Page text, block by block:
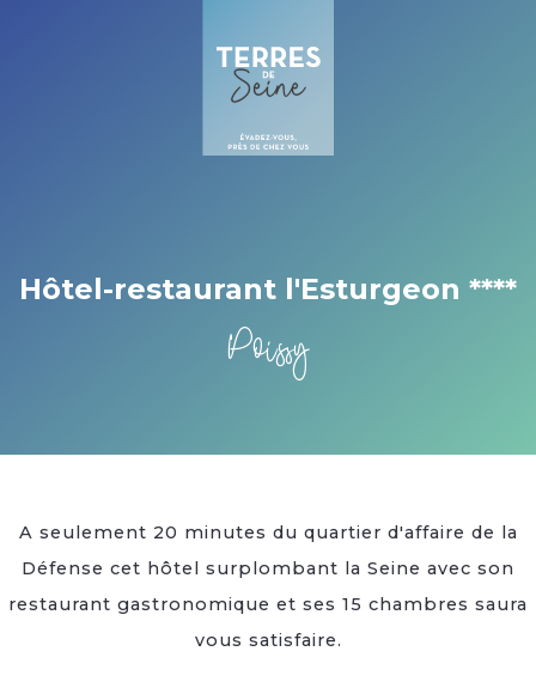
Hôtel-restaurant l'Esturgeon ****
Poissy
A seulement 20 minutes du quartier d'affaire de la
Défense cet hôtel surplombant la Seine avec son
restaurant gastronomique et ses 15 chambres saura
vous satisfaire.